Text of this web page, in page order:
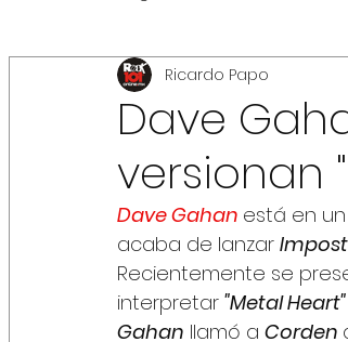
Dave
versionan
Ricardo Papo
Dave Gahan está en
acaba de lanzar
Recientemente se
interpretar "Metal Heart"
Gahan llamó a Corden